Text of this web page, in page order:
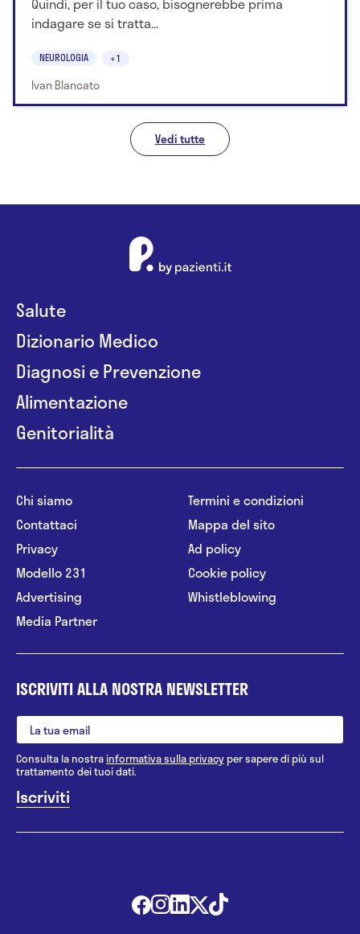
indagare se si tratta...
NEUROLOGIA +1
Ivan Blancato
Vedi tutte
Salute
Dizionario Medico
Diagnosi e Prevenzione
Alimentazione
Genitorialità
Chi siamo
Contattaci
Privacy
Modello 231
Advertising
Media Partner
Termini e condizioni
Mappa del sito
Ad policy
Cookie policy
Whistleblowing
ISCRIVITI ALLA NOSTRA NEWSLETTER
Consulta la nostrainformativa sulla privacy per sapere di più sul
trattamento dei tuoi dati.